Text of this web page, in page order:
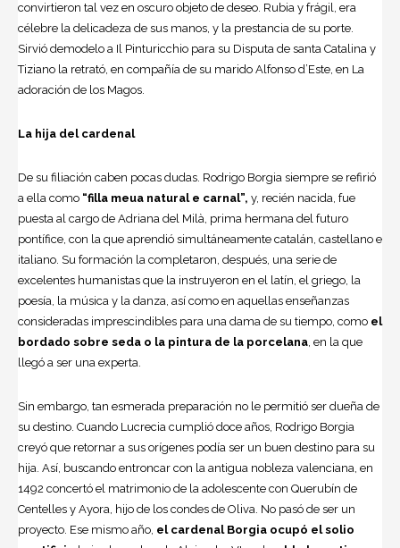
convirtieron tal vez en oscuro objeto de deseo. Rubia y frágil, era
célebre la delicadeza de sus manos, y la prestancia de su porte.
Sirvió demodelo a Il Pinturicchio para su Disputa de santa Catalina y
Tiziano la retrató, en compañía de su marido Alfonso d’Este, en La
adoración de los Magos.
La hija del cardenal
De su filiación caben pocas dudas. Rodrigo Borgia siempre se refirió
a ella como “filla meua natural e carnal”, y, recién nacida, fue
puesta al cargo de Adriana del Milà, prima hermana del futuro
pontífice, con la que aprendió simultáneamente catalán, castellano e
italiano. Su formación la completaron, después, una serie de
excelentes humanistas que la instruyeron en el latín, el griego, la
poesía, la música y la danza, así como en aquellas enseñanzas
consideradas imprescindibles para una dama de su tiempo, como el
bordado sobre seda o la pintura de la porcelana, en la que
llegó a ser una experta.
Sin embargo, tan esmerada preparación no le permitió ser dueña de
su destino. Cuando Lucrecia cumplió doce años, Rodrigo Borgia
creyó que retornar a sus orígenes podía ser un buen destino para su
hija. Así, buscando entroncar con la antigua nobleza valenciana, en
1492 concertó el matrimonio de la adolescente con Querubín de
Centelles y Ayora, hijo de los condes de Oliva. No pasó de ser un
proyecto. Ese mismo año, el cardenal Borgia ocupó el solio